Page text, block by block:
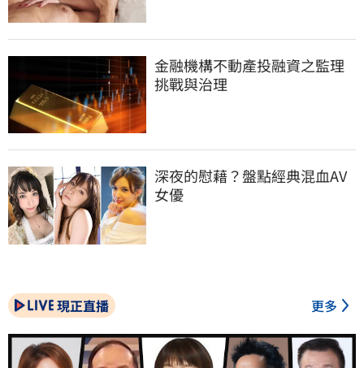
金融機構不動產投融資之監理
挑戰與治理
深夜的慰藉？盤點經典混血AV
女優
現正直播 更多